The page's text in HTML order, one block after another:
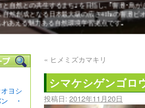
廃棄物の埋め立て後に出来たデコボコの地形
きた卵がかえり､メダカが誕生したり､ガレキ
ヒなど希少な生物も見られました。
« ヒメミズカマキリ
シマケシゲンゴロ
投稿日: 2012年11月20日
ヨシ
ン ・